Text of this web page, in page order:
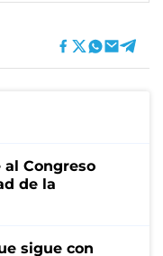
Congreso
de la
sigue con